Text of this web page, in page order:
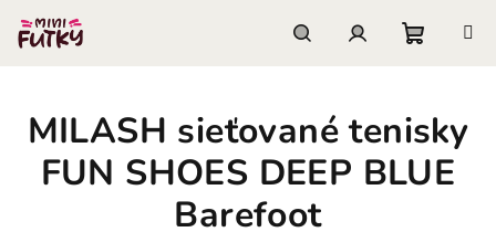
obsah
košík
MILASH sieťované tenisky
FUN SHOES DEEP BLUE
Barefoot